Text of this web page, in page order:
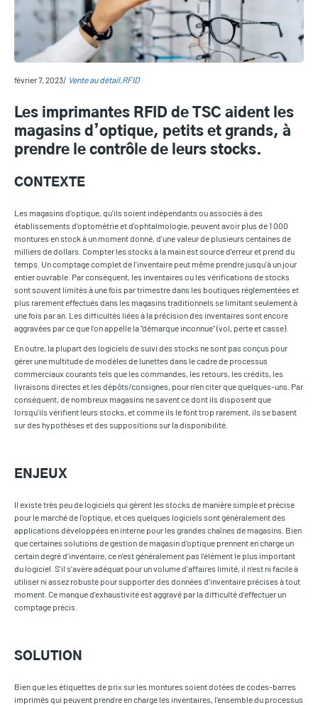
février 7, 2023 Vente au détail RFID
Les imprimantes RFID de TSC aident les
magasins d’optique, petits et grands, à
prendre le contrôle de leurs stocks.
CONTEXTE
Les magasins d'optique, qu'ils soient indépendants ou associés à des
établissements d'optométrie et d'ophtalmologie, peuvent avoir plus de 1 000
montures en stock à un moment donné, d'une valeur de plusieurs centaines de
milliers de dollars. Compter les stocks à la main est source d'erreur et prend du
temps. Un comptage complet de l'inventaire peut même prendre jusqu'à un jour
entier ouvrable. Par conséquent, les inventaires ou les vérifications de stocks
sont souvent limités à une fois par trimestre dans les boutiques réglementées et
plus rarement effectués dans les magasins traditionnels se limitant seulement à
une fois par an. Les difficultés liées à la précision des inventaires sont encore
aggravées par ce que l'on appelle la "démarque inconnue" (vol, perte et casse).
En outre, la plupart des logiciels de suivi des stocks ne sont pas conçus pour
gérer une multitude de modèles de lunettes dans le cadre de processus
commerciaux courants tels que les commandes, les retours, les crédits, les
livraisons directes et les dépôts/consignes, pour n'en citer que quelques-uns. Par
conséquent, de nombreux magasins ne savent ce dont ils disposent que
lorsqu'ils vérifient leurs stocks, et comme ils le font trop rarement, ils se basent
sur des hypothèses et des suppositions sur la disponibilité.
ENJEUX
Il existe très peu de logiciels qui gèrent les stocks de manière simple et précise
pour le marché de l'optique, et ces quelques logiciels sont généralement des
applications développées en interne pour les grandes chaînes de magasins. Bien
que certaines solutions de gestion de magasin d’optique prennent en charge un
certain degré d'inventaire, ce n'est généralement pas l'élément le plus important
du logiciel. S’il s’avère adéquat pour un volume d'affaires limité, il n'est ni facile à
utiliser ni assez robuste pour supporter des données d'inventaire précises à tout
moment. Ce manque d'exhaustivité est aggravé par la difficulté d'effectuer un
comptage précis.
SOLUTION
Bien que les étiquettes de prix sur les montures soient dotées de codes-barres
imprimés qui peuvent prendre en charge les inventaires, l'ensemble du processus